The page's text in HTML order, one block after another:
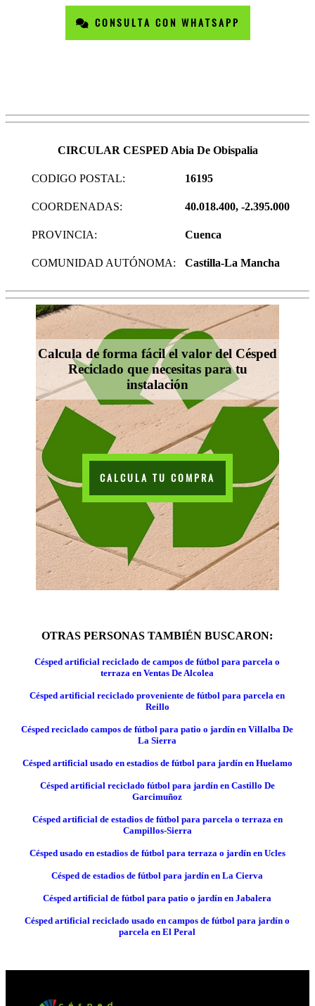
CONSULTA CON WHATSAPP
CIRCULAR CESPED Abia De Obispalia
CODIGO POSTAL: 16195
COORDENADAS: 40.018.400, -2.395.000
PROVINCIA: Cuenca
COMUNIDAD AUTÓNOMA: Castilla-La Mancha
Calcula de forma fácil el valor del Césped
Reciclado que necesitas para tu
instalación
CALCULA TU COMPRA
OTRAS PERSONAS TAMBIÉN BUSCARON:
Césped artificial reciclado de campos de fútbol para parcela o
terraza en Ventas De Alcolea
Césped artificial reciclado proveniente de fútbol para parcela en
Reillo
Césped reciclado campos de fútbol para patio o jardín en Villalba De
La Sierra
Césped artificial usado en estadios de fútbol para jardín en Huelamo
Césped artificial reciclado fútbol para jardín en Castillo De
Garcimuñoz
Césped artificial de estadios de fútbol para parcela o terraza en
Campillos-Sierra
Césped usado en estadios de fútbol para terraza o jardín en Ucles
Césped de estadios de fútbol para jardín en La Cierva
Césped artificial de fútbol para patio o jardín en Jabalera
Césped artificial reciclado usado en campos de fútbol para jardín o
parcela en El Peral